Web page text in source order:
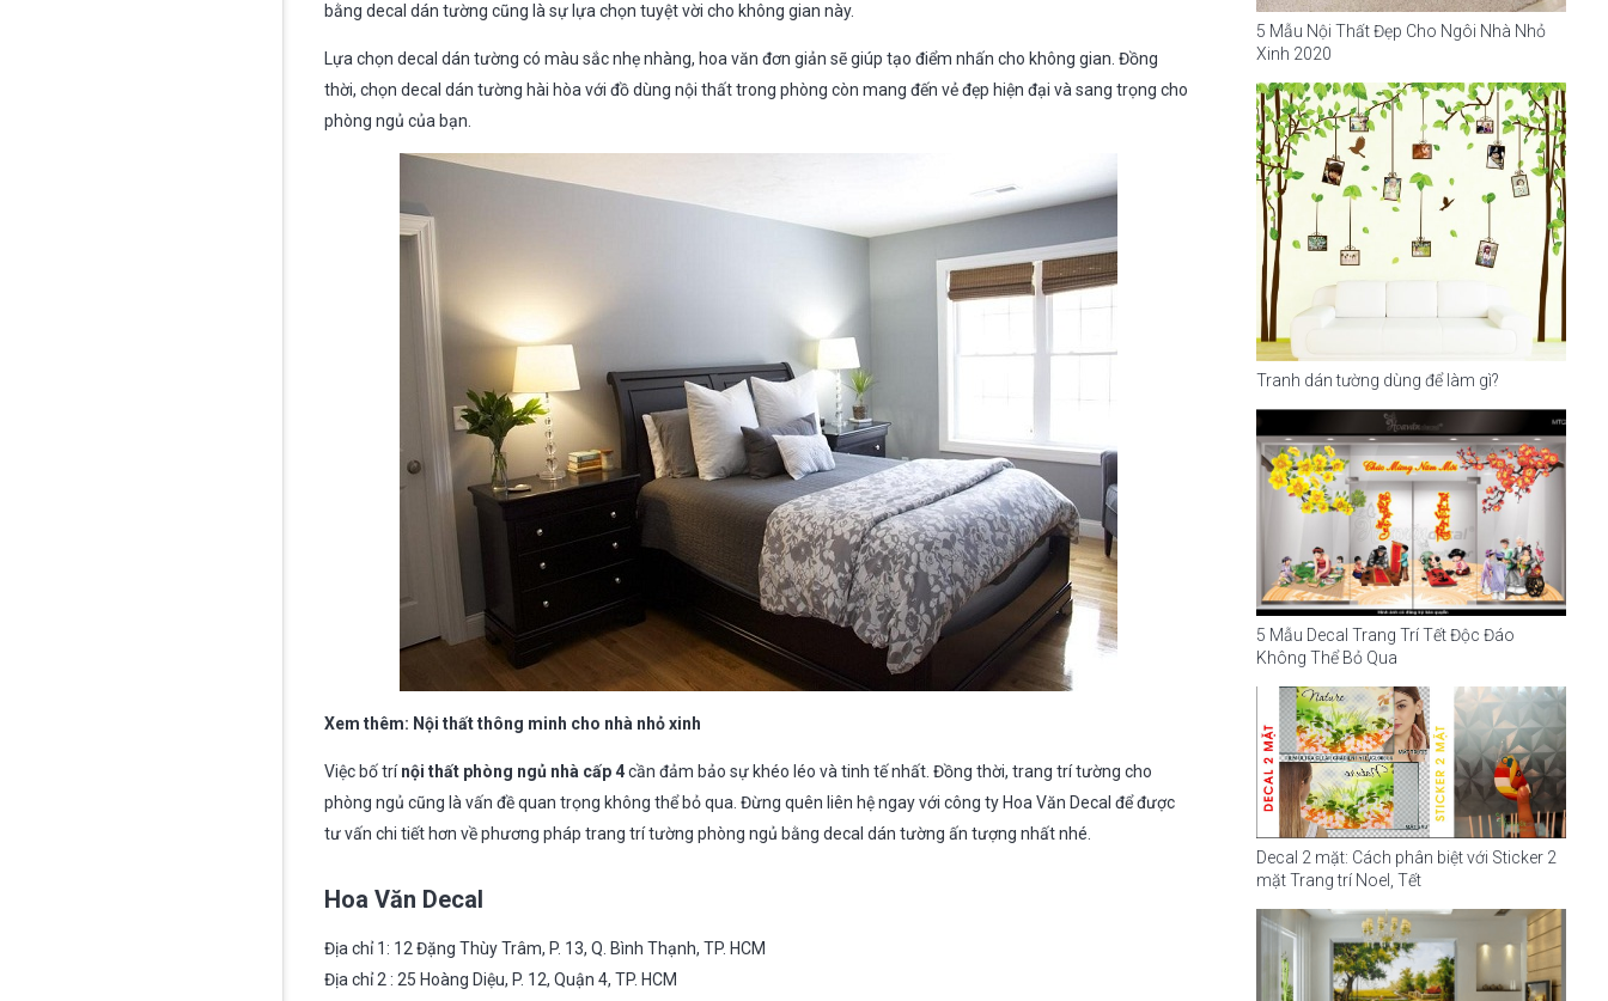
bằng decal dán tường cũng là sự lựa chọn tuyệt vời cho không gian này.
Lựa chọn decal dán tường có màu sắc nhẹ nhàng, hoa văn đơn giản sẽ giúp tạo điểm nhấn cho không gian. Đồng
thời, chọn decal dán tường hài hòa với đồ dùng nội thất trong phòng còn mang đến vẻ đẹp hiện đại và sang trọng cho
phòng ngủ của bạn.
Xem thêm: Nội thất thông minh cho nhà nhỏ xinh
Việc bố trínội thất phòng ngủ nhà cấp 4cần đảm bảo sự khéo léo và tinh tế nhất. Đồng thời, trang trí tường cho
phòng ngủ cũng là vấn đề quan trọng không thể bỏ qua. Đừng quên liên hệ ngay với công ty Hoa Văn Decal để được
tư vấn chi tiết hơn về phương pháp trang trí tường phòng ngủ bằng decal dán tường ấn tượng nhất nhé.
Hoa Văn Decal
Địa chỉ 1: 12 Đặng Thùy Trâm, P. 13, Q. Bình Thạnh, TP. HCM
Địa chỉ 2 : 25 Hoàng Diệu, P. 12, Quận 4, TP. HCM
5 Mẫu Nội Thất Đẹp Cho Ngôi Nhà Nhỏ
Xinh 2020
Tranh dán tường dùng để làm gì?
5 Mẫu Decal Trang Trí Tết Độc Đáo
Không Thể Bỏ Qua
Decal 2 mặt: Cách phân biệt với Sticker 2
mặt Trang trí Noel, Tết